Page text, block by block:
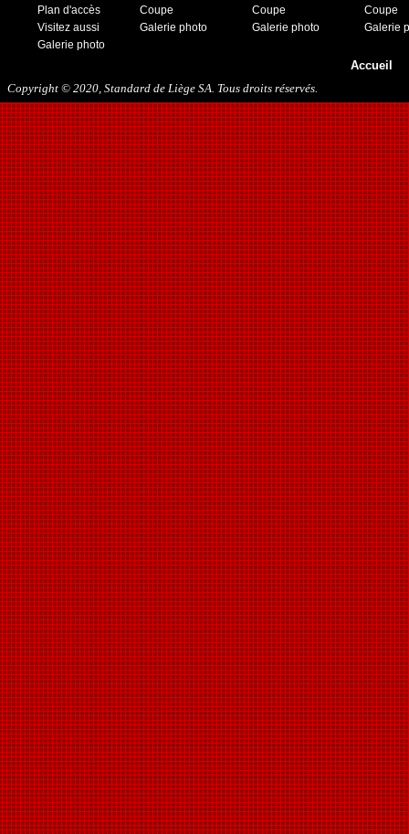
Plan d'accès
Visitez aussi
Galerie photo
Coupe
Galerie photo
Coupe
Galerie photo
Coupe
Galerie
Accueil
Copyright © 2020, Standard de Liège SA. Tous droits réservés.